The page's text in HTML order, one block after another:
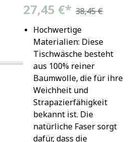
27,45 €* 38,45 €
Hochwertige
Materialien: Diese
Tischwäsche besteht
aus 100% reiner
Baumwolle, die für ihre
Weichheit und
Strapazierfähigkeit
bekannt ist. Die
natürliche Faser sorgt
dafür, dass die